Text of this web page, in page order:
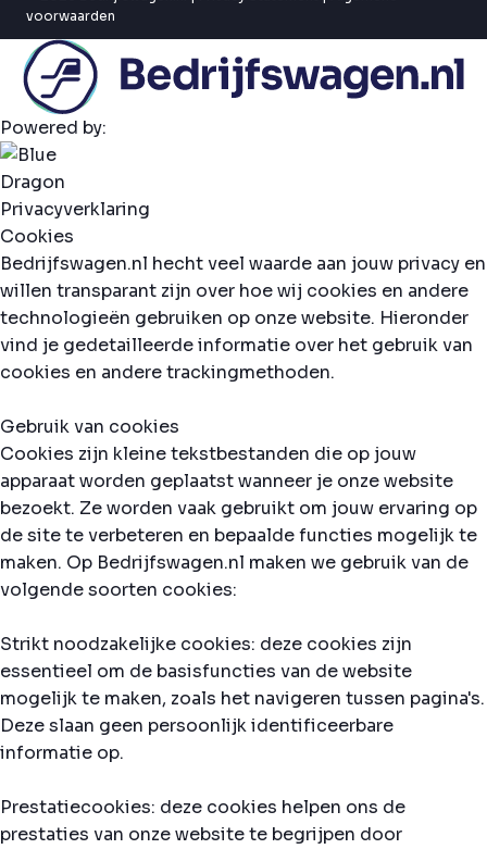
voorwaarden
Powered by:
Privacyverklaring
Cookies
Bedrijfswagen.nl hecht veel waarde aan jouw privacy en
willen transparant zijn over hoe wij cookies en andere
technologieën gebruiken op onze website. Hieronder
vind je gedetailleerde informatie over het gebruik van
cookies en andere trackingmethoden.
Gebruik van cookies
Cookies zijn kleine tekstbestanden die op jouw
apparaat worden geplaatst wanneer je onze website
bezoekt. Ze worden vaak gebruikt om jouw ervaring op
de site te verbeteren en bepaalde functies mogelijk te
maken. Op Bedrijfswagen.nl maken we gebruik van de
volgende soorten cookies:
Strikt noodzakelijke cookies: deze cookies zijn
essentieel om de basisfuncties van de website
mogelijk te maken, zoals het navigeren tussen pagina's.
Deze slaan geen persoonlijk identificeerbare
informatie op.
Prestatiecookies: deze cookies helpen ons de
prestaties van onze website te begrijpen door